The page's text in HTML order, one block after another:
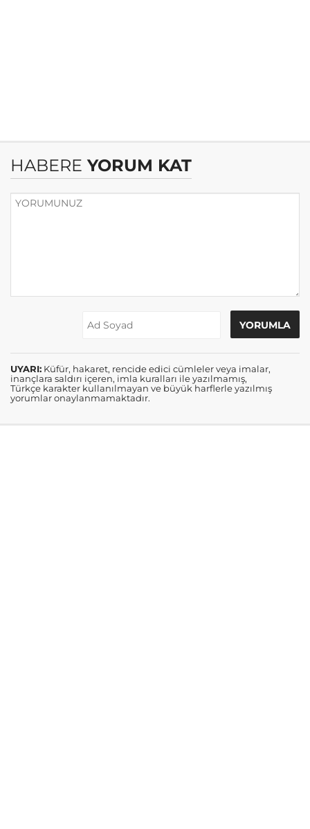
HABERE YORUM KAT
UYARI: Küfür, hakaret, rencide edici cümleler veya imalar,
inançlara saldırı içeren, imla kuralları ile yazılmamış,
Türkçe karakter kullanılmayan ve büyük harflerle yazılmış
yorumlar onaylanmamaktadır.